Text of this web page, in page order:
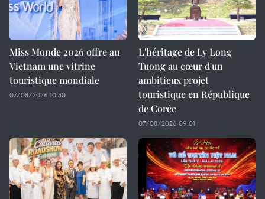
Miss Monde 2026 offre au
Vietnam une vitrine
touristique mondiale
07/08/2026 10:30
L'héritage de Ly Long
Tuong au cœur d'un
ambitieux projet
touristique en République
de Corée
07/08/2026 09:01